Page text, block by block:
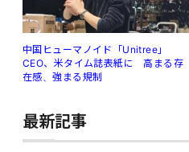
中国ヒューマノイド「Unitree」
CEO、米タイム誌表紙に 高まる存
在感、強まる規制
最新記事